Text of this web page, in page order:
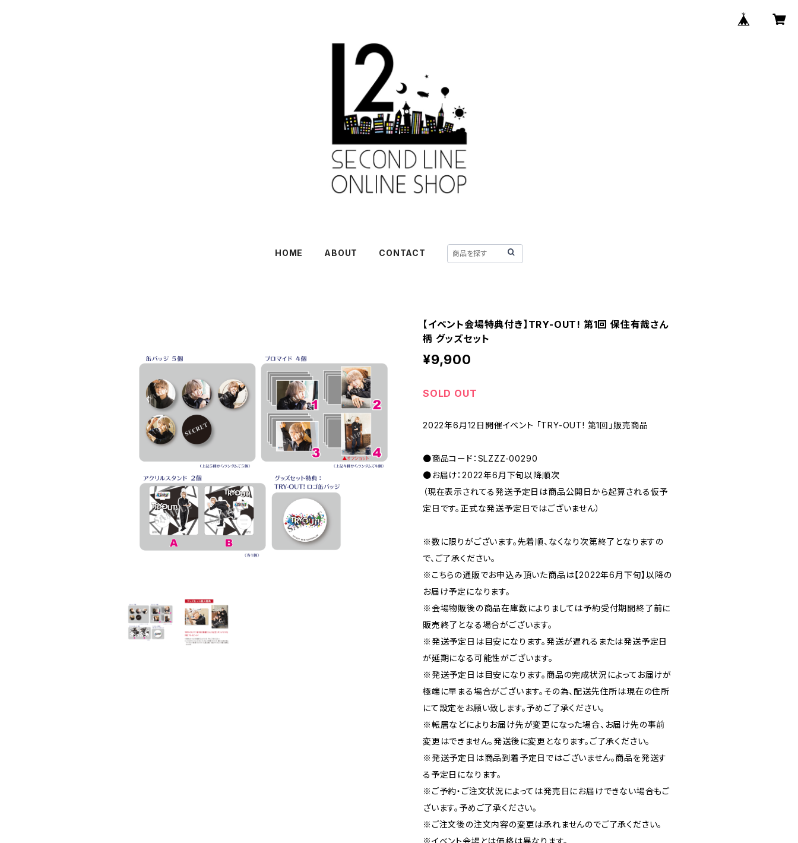
HOME ABOUT CONTACT
【イベント会場特典付き】TRY-OUT! 第1回 保住有哉さん
柄 グッズセット
¥9,900
SOLD OUT
2022年6月12日開催イベント 「TRY-OUT! 第1回」販売商品
●商品コード：SLZZZ-00290
●お届け：2022年6月下旬以降順次
（現在表示されてる発送予定日は商品公開日から起算される仮予
定日です。正式な発送予定日ではございません）
※数に限りがございます。先着順、なくなり次第終了となりますの
で、ご了承ください。
※こちらの通販でお申込み頂いた商品は【2022年6月下旬】以降の
お届け予定になります。
※会場物販後の商品在庫数によりましては予約受付期間終了前に
販売終了となる場合がございます。
※発送予定日は目安になります。発送が遅れるまたは発送予定日
が延期になる可能性がございます。
※発送予定日は目安になります。商品の完成状況によってお届けが
極端に早まる場合がございます。その為、配送先住所は現在の住所
にて設定をお願い致します。予めご了承ください。
※転居などによりお届け先が変更になった場合、お届け先の事前
変更はできません。発送後に変更となります。ご了承ください。
※発送予定日は商品到着予定日ではございません。商品を発送す
る予定日になります。
※ご予約・ご注文状況によっては発売日にお届けできない場合もご
ざいます。予めご了承ください。
※ご注文後の注文内容の変更は承れませんのでご了承ください。